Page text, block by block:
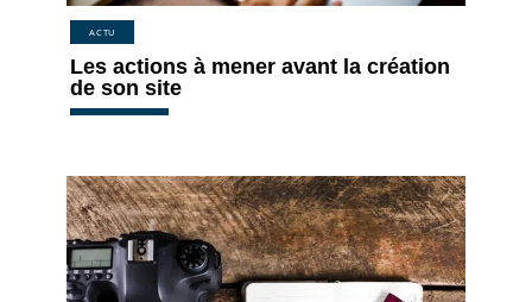
ACTU
Les actions à mener avant la création
de son site